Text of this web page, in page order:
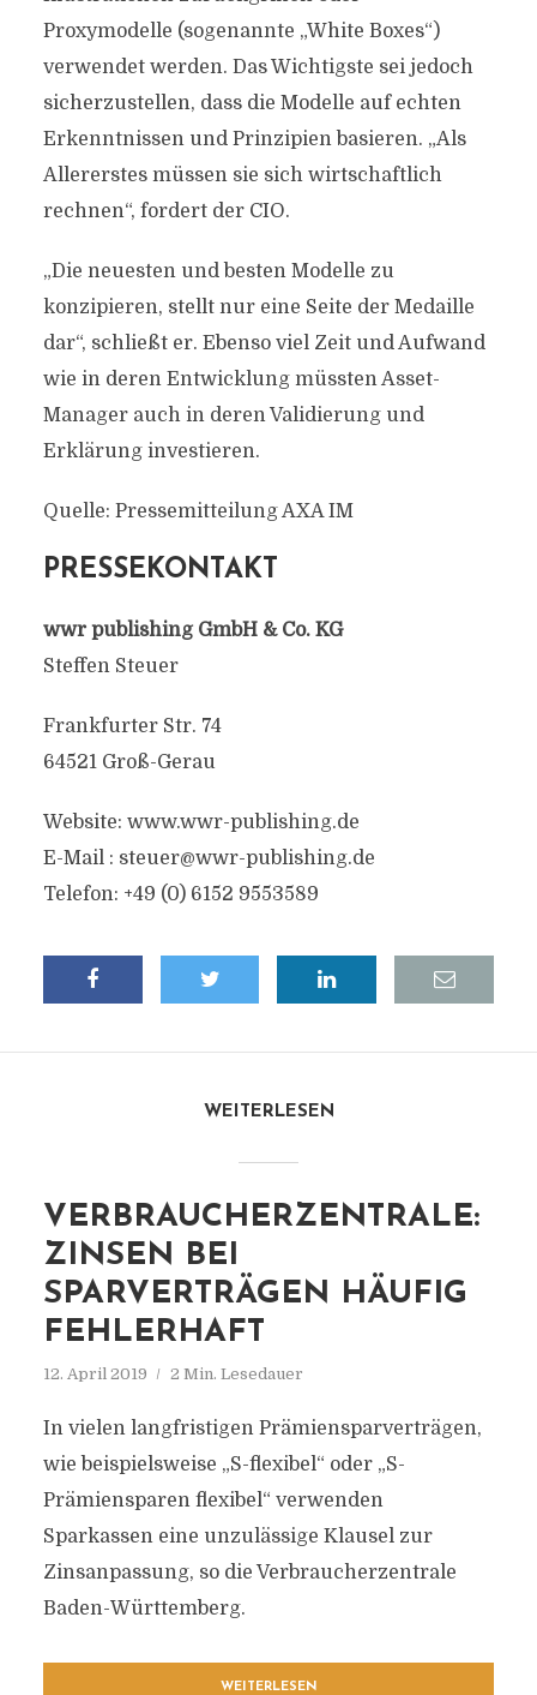
Proxymodelle (sogenannte „White Boxes“)
verwendet werden. Das Wichtigste sei jedoch
sicherzustellen, dass die Modelle auf echten
Erkenntnissen und Prinzipien basieren. „Als
Allererstes müssen sie sich wirtschaftlich
rechnen“, fordert der CIO.
„Die neuesten und besten Modelle zu
konzipieren, stellt nur eine Seite der Medaille
dar“, schließt er. Ebenso viel Zeit und Aufwand
wie in deren Entwicklung müssten Asset-
Manager auch in deren Validierung und
Erklärung investieren.
Quelle: Pressemitteilung AXA IM
PRESSEKONTAKT
wwr publishing GmbH & Co. KG
Steffen Steuer
Frankfurter Str. 74
64521 Groß-Gerau
Website: www.wwr-publishing.de
E-Mail : steuer@wwr-publishing.de
Telefon: +49 (0) 6152 9553589
WEITERLESEN
VERBRAUCHERZENTRALE:
ZINSEN BEI
SPARVERTRÄGEN HÄUFIG
FEHLERHAFT
12. April 2019 2 Min. Lesedauer
In vielen langfristigen Prämiensparverträgen,
wie beispielsweise „S-flexibel“ oder „S-
Prämiensparen flexibel“ verwenden
Sparkassen eine unzulässige Klausel zur
Zinsanpassung, so die Verbraucherzentrale
Baden-Württemberg.
WEITERLESEN